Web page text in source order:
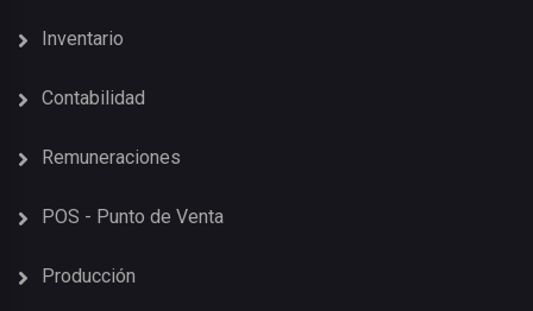
Inventario
Contabilidad
Remuneraciones
POS - Punto de Venta
Producción